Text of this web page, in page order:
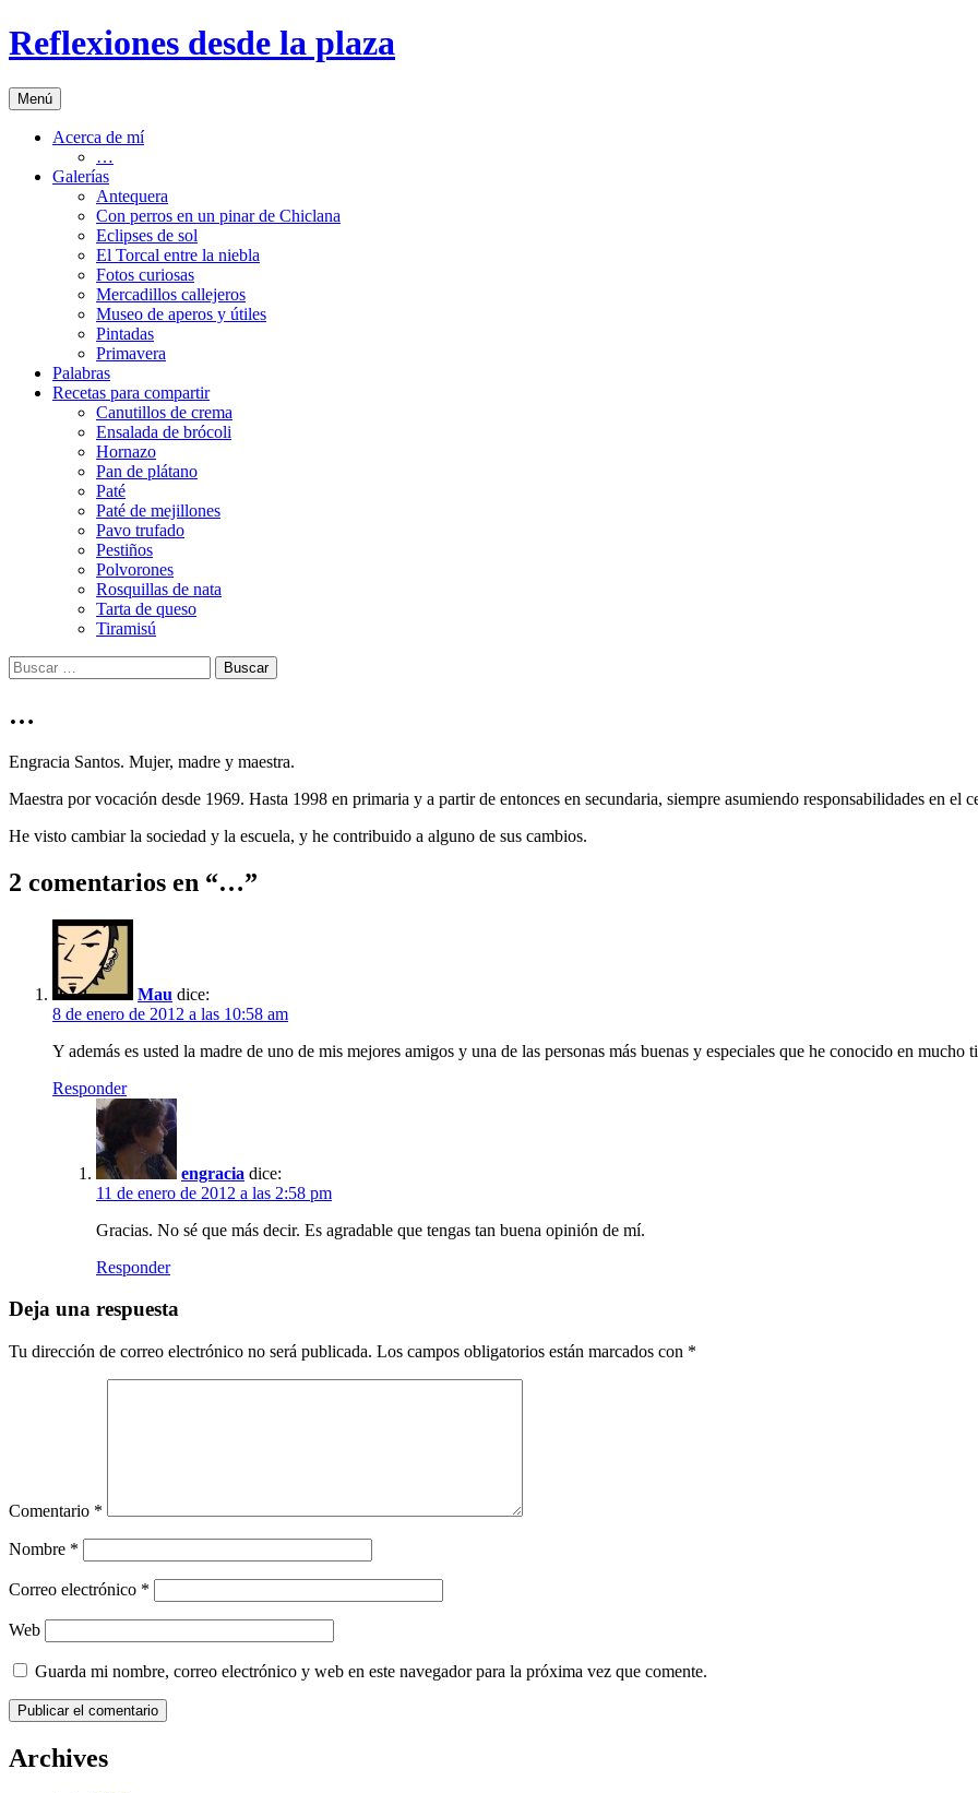
Saltar
al
Reflexiones desde la plaza
Menú
Acerca de mí
…
Galerías
Antequera
Con perros en un pinar de Chiclana
Eclipses de sol
El Torcal entre la niebla
Fotos curiosas
Mercadillos callejeros
Museo de aperos y útiles
Pintadas
Primavera
Palabras
Recetas para compartir
Canutillos de crema
Ensalada de brócoli
Hornazo
Pan de plátano
Paté
Paté de mejillones
Pavo trufado
Pestiños
Polvorones
Rosquillas de nata
Tarta de queso
Tiramisú
Buscar:
…
Engracia Santos. Mujer, madre y maestra.
Maestra por vocación desde 1969. Hasta 1998 en primaria y a partir de entonces en secundaria, siempre asumiendo responsabilidades en el
He visto cambiar la sociedad y la escuela, y he contribuido a alguno de sus cambios.
2 comentarios en “…”
Mau dice:
8 de enero de 2012 a las 10:58 am
Y además es usted la madre de uno de mis mejores amigos y una de las personas más buenas y especiales que he conocido en mucho
Responder
engracia dice:
11 de enero de 2012 a las 2:58 pm
Gracias. No sé que más decir. Es agradable que tengas tan buena opinión de mí.
Responder
Deja una respuesta
Tu dirección de correo electrónico no será publicada. Los campos obligatorios están marcados con *
Comentario *
Nombre *
Correo electrónico *
Web
Guarda mi nombre, correo electrónico y web en este navegador para la próxima vez que comente.
Archives